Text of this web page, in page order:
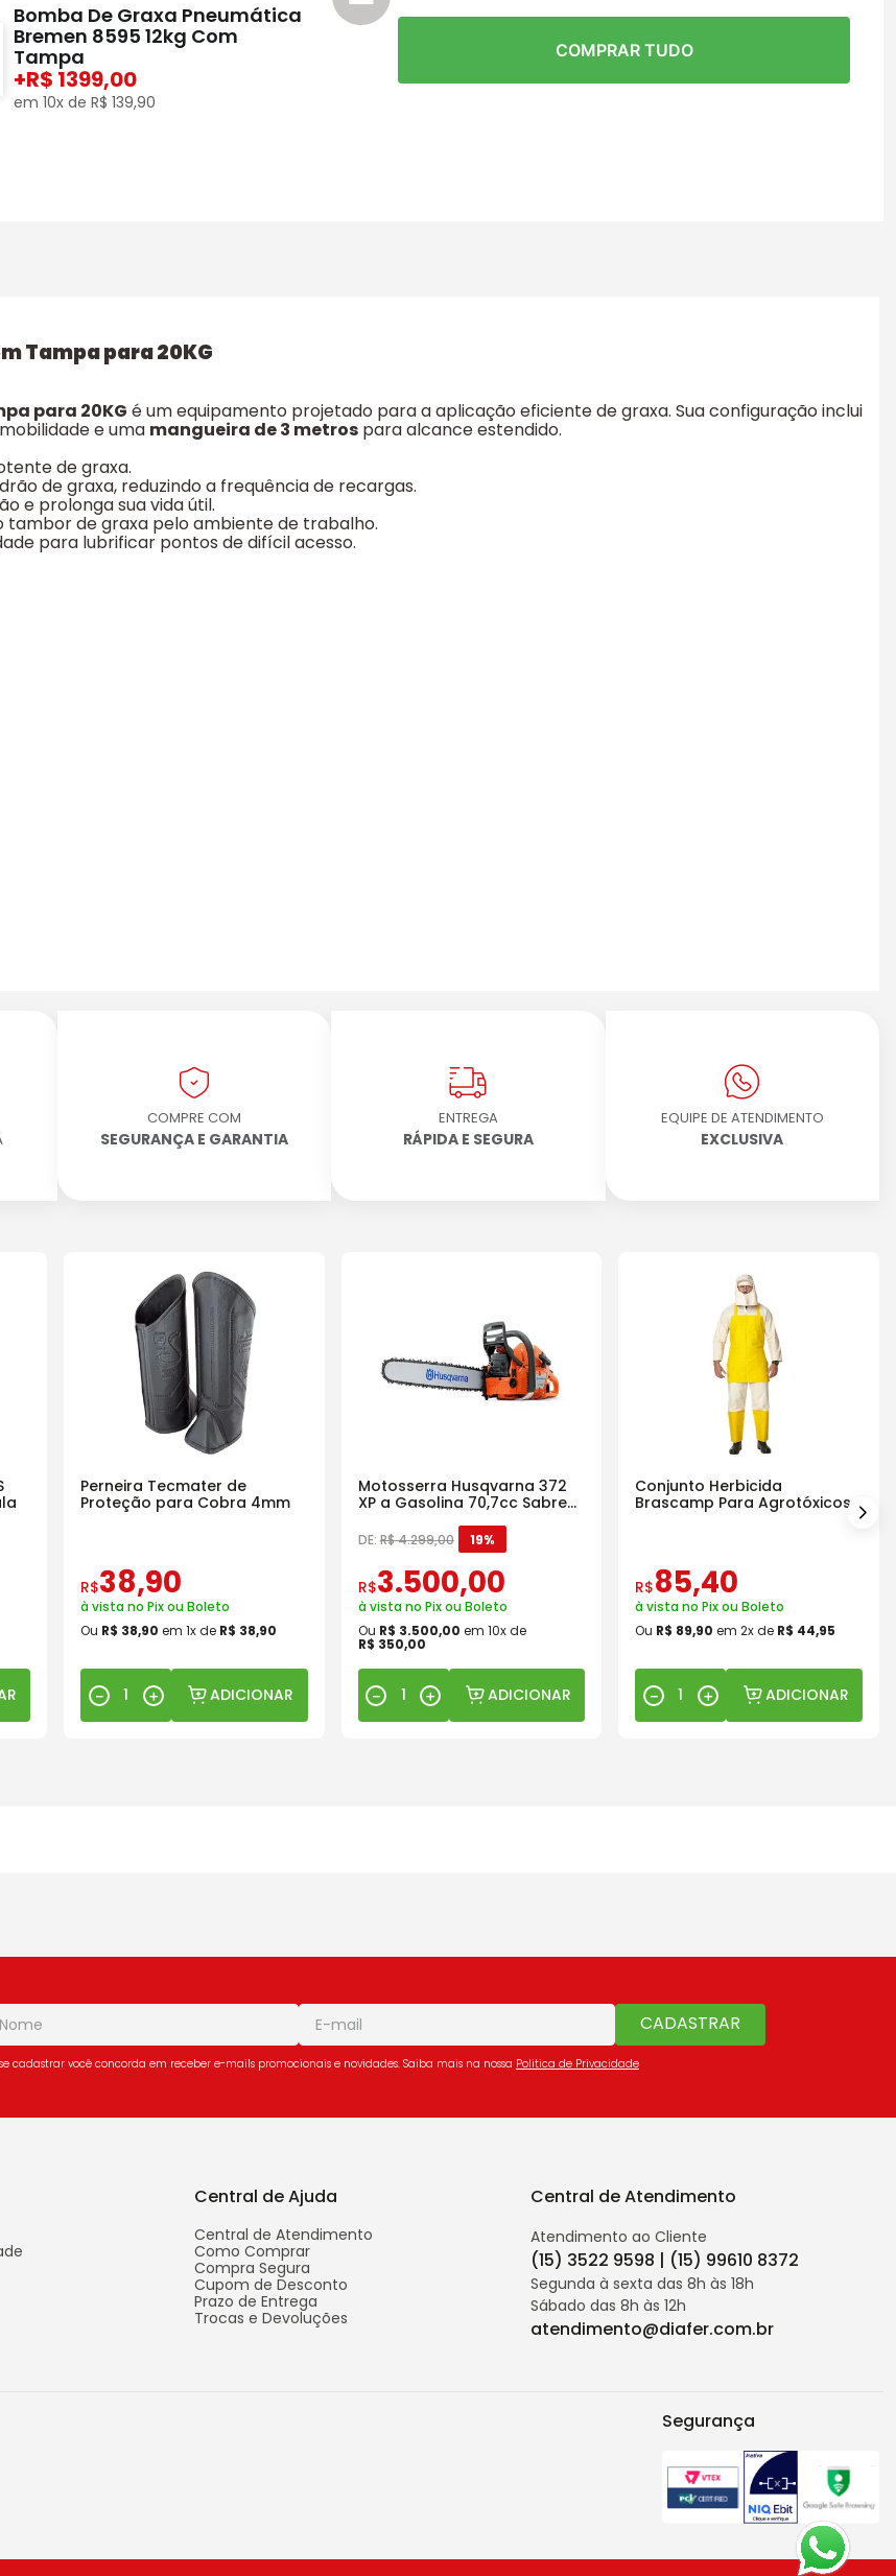
Bomba De Graxa Pneumática
Bremen 8595 12kg Com
Tampa
+ 1399,00
em 10x de R$ 139,90
COMPRAR TUDO
Tampa para 20KG
para 20KG é um equipamento projetado para a aplicação eficiente de graxa. Sua configuração inclui
e uma mangueira de 3 metros para alcance estendido.
de graxa.
de graxa, reduzindo a frequência de recargas.
e prolonga sua vida útil.
de graxa pelo ambiente de trabalho.
para lubrificar pontos de difícil acesso.
COMPRE COM
SEGURANÇA E GARANTIA
ENTREGA
RÁPIDA E SEGURA
EQUIPE DE ATENDIMENTO
EXCLUSIVA
Perneira Tecmater de
Proteção para Cobra 4mm
R$38,90
à vista no Pix ou Boleto
Ou R$ 38,90 em1x de R$ 38,90
＋
－ ADICIONAR
Motosserra Husqvarna 372
XP a Gasolina 70,7cc Sabre
DE:R$4.299,00 19%
R$3.500,00
à vista no Pix ou Boleto
Ou R$ 3.500,00 em 10x de
R$ 350,00
＋
－ ADICIONAR
Conjunto Herbicida
Brascamp Para Agrotóxicos
R$85,40
à vista no Pix ou Boleto
Ou R$ 89,90 em2x de R$ 44,95
＋
－ ADICIONAR
CADASTRAR
cadastrar você concorda em receber e-mails promocionais e novidades. Saiba mais na nossa Politica de Privacidade
Central de Ajuda
Central de Atendimento
Como Comprar
Compra Segura
Cupom de Desconto
Prazo de Entrega
Trocas e Devoluções
Central de Atendimento
Atendimento ao Cliente
(15) 3522 9598 | (15) 99610 8372
Segunda à sexta das 8h às 18h
Sábado das 8h às 12h
atendimento@diafer.com.br
Segurança